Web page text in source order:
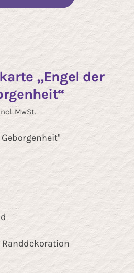
„Engel der
MwSt.
Randdekoration